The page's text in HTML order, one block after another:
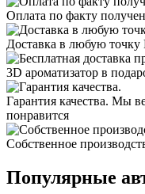
Оплата по факту
Доставка в любую точку
3D ароматизатор в
Гарантия качества. Мы
понравится
Собственное
Популярные